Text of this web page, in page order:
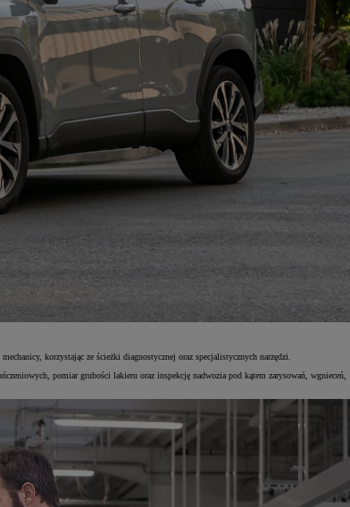
korzystając ze ścieżki diagnostycznej oraz specjalistycznych narzędzi.
pomiar grubości lakieru oraz inspekcję nadwozia pod kątem zarysowań, wgnieceń,